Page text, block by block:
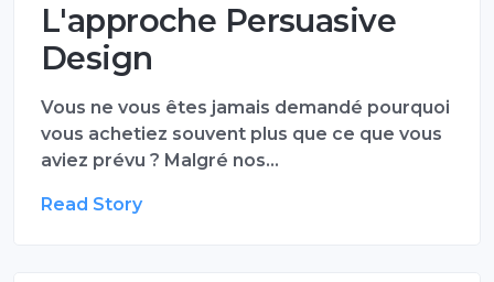
L'approche Persuasive
Design
Vous ne vous êtes jamais demandé pourquoi
vous achetiez souvent plus que ce que vous
aviez prévu ? Malgré nos…
Read Story